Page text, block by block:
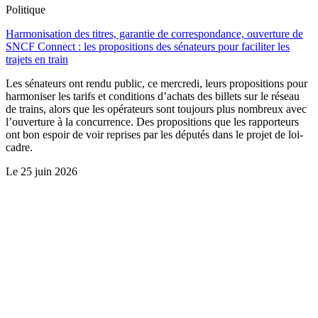
Politique
Harmonisation des titres, garantie de correspondance, ouverture de
SNCF Connect : les propositions des sénateurs pour faciliter les
trajets en train
Les sénateurs ont rendu public, ce mercredi, leurs propositions pour
harmoniser les tarifs et conditions d’achats des billets sur le réseau
de trains, alors que les opérateurs sont toujours plus nombreux avec
l’ouverture à la concurrence. Des propositions que les rapporteurs
ont bon espoir de voir reprises par les députés dans le projet de loi-
cadre.
Le 25 juin 2026